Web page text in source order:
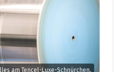
am Tencel-Luxe-Schnürchen.